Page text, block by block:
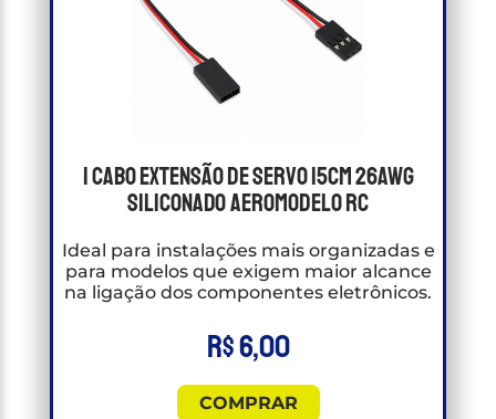
1 Cabo Extensão de Servo 15cm 26awg
Siliconado Aeromodelo RC
Ideal para instalações mais organizadas e
para modelos que exigem maior alcance
na ligação dos componentes eletrônicos.
R$6,00
COMPRAR